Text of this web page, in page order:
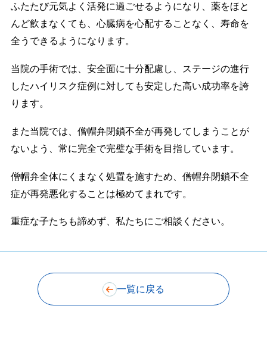
ふたたび元気よく活発に過ごせるようになり、薬をほと
んど飲まなくても、心臓病を心配することなく、寿命を
全うできるようになります。
当院の手術では、安全面に十分配慮し、ステージの進行
したハイリスク症例に対しても安定した高い成功率を誇
ります。
また当院では、僧帽弁閉鎖不全が再発してしまうことが
ないよう、常に完全で完璧な手術を目指しています。
僧帽弁全体にくまなく処置を施すため、僧帽弁閉鎖不全
症が再発悪化することは極めてまれです。
重症な子たちも諦めず、私たちにご相談ください。
一覧に戻る